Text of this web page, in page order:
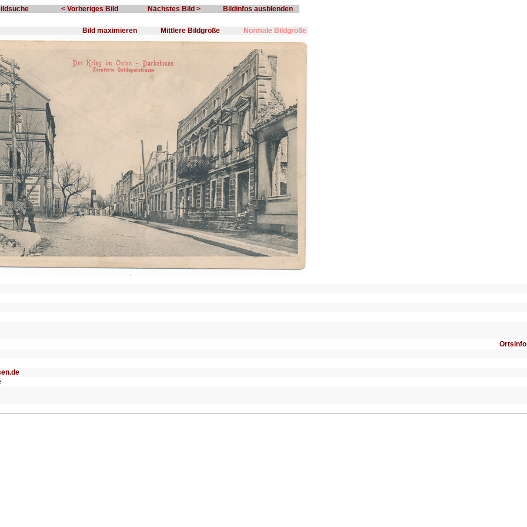
< Vorheriges Bild Nächstes Bild > Bildinfos ausblenden
Normale Bildgröße
Mittlere Bildgröße
Bild maximieren
Ortsinfo